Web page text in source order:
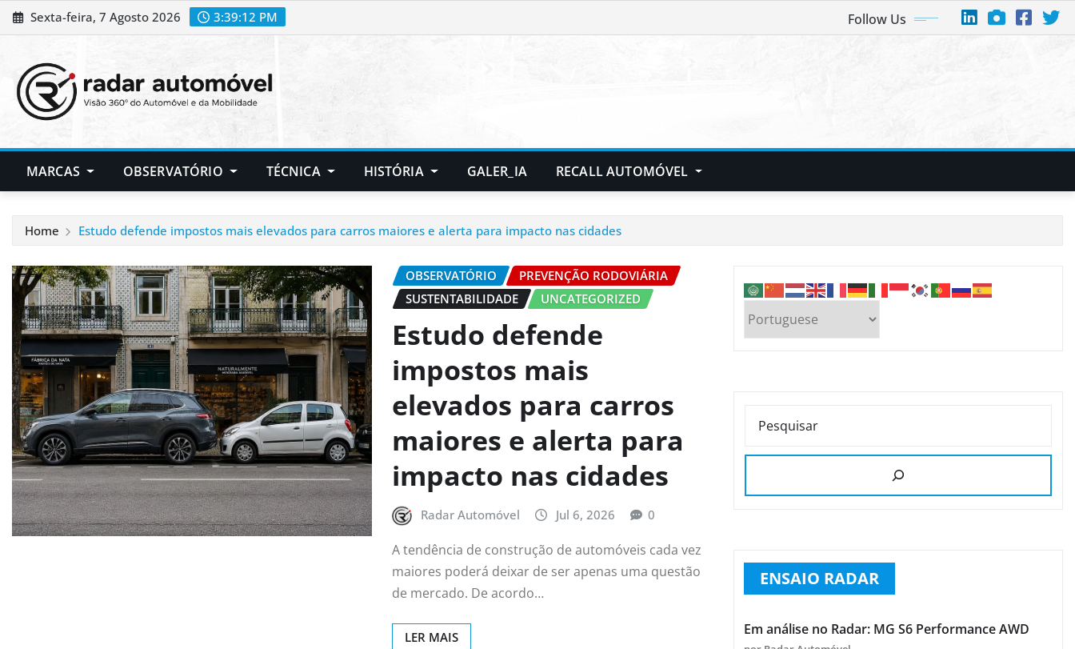
Skip
to
Sexta-feira, 7 Agosto 2026 3:39:13 PM Follow Us
MARCAS OBSERVATÓRIO TÉCNICA HISTÓRIA GALER_IA RECALL AUTOMÓVEL
Home Estudo defende impostos mais elevados para carros maiores e alerta para impacto nas cidades
OBSERVATÓRIO
PREVENÇÃO RODOVIÁRIA
SUSTENTABILIDADE
UNCATEGORIZED
Estudo defende
impostos mais
elevados para carros
maiores e alerta para
impacto nas cidades
Radar Automóvel Jul 6, 2026 0
A tendência de construção de automóveis cada vez
maiores poderá deixar de ser apenas uma questão
de mercado. De acordo…
LER MAIS
PESQUISAR
ENSAIO RADAR
Em análise no Radar: MG S6 Performance AWD